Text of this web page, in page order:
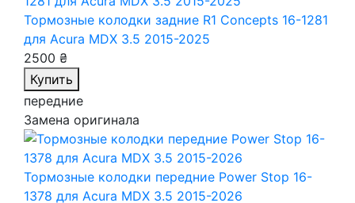
Тормозные колодки задние R1 Concepts 16-1281
для Acura MDX 3.5 2015-2025
2500 ₴
Купить
передние
Замена оригинала
Тормозные колодки передние Power Stop 16-
1378 для Acura MDX 3.5 2015-2026